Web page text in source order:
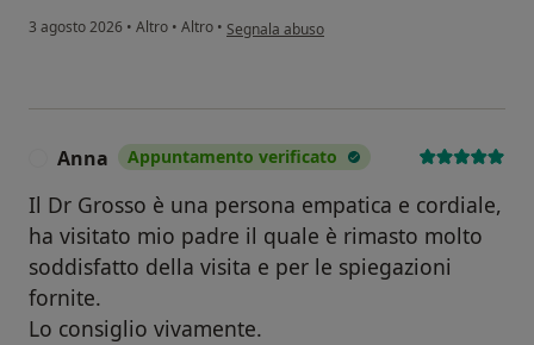
3 agosto 2026 • Altro • Altro • secondo l'opinione dell'utente Bianca Nitto
Segnala abuso
Anna Appuntamento verificato
Il Dr Grosso è una persona empatica e cordiale,
ha visitato mio padre il quale è rimasto molto
soddisfatto della visita e per le spiegazioni
fornite.
Lo consiglio vivamente.